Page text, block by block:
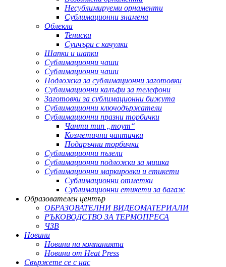
Несублимируеми орнаменти
Сублимационни знамена
Облекла
Тениски
Суичъри с качулки
Шапки и шапки
Сублимационни чаши
Сублимационни чаши
Подложка за сублимационни заготовки
Сублимационни калъфи за телефони
Заготовки за сублимационни бижута
Сублимационни ключодържатели
Сублимационни празни торбички
Чанти тип „тоут“
Козметични чантички
Подаръчни торбички
Сублимационни пъзели
Сублимационни подложки за мишка
Сублимационни маркировки и етикети
Сублимационни отметки
Сублимационни етикети за багаж
Образователен център
ОБРАЗОВАТЕЛНИ ВИДЕОМАТЕРИАЛИ
РЪКОВОДСТВО ЗА ТЕРМОПРЕСА
ЧЗВ
Новини
Новини на компанията
Новини от Heat Press
Свържете се с нас